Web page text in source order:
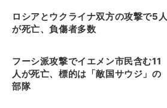
ロシアとウクライナ双方の攻撃で5人
が死亡、負傷者多数
フーシ派攻撃でイエメン市民含む11
人が死亡、標的は「敵国サウジ」の
部隊